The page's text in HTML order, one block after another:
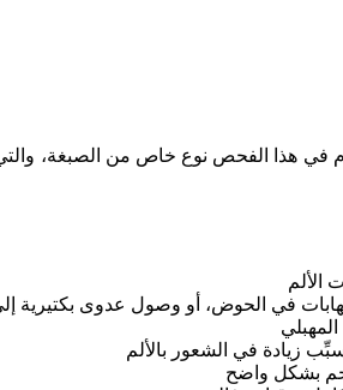
في هذا الفحص نوع خاص من الصبغة،